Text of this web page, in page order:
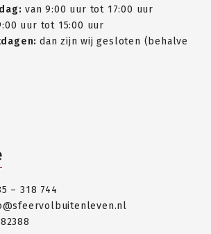
van 9:00 uur tot 17:00 uur
uur tot 15:00 uur
dan zijn wij gesloten (behalve
– 318 744